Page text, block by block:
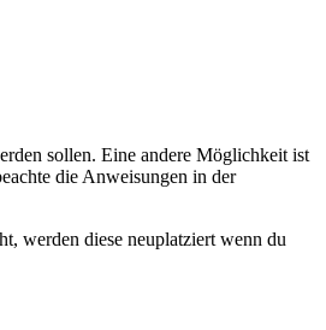
sollen. Eine andere Möglichkeit ist
die Anweisungen in der
werden diese neuplatziert wenn du